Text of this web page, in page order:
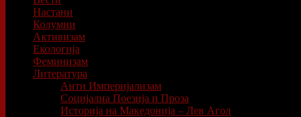
Настани
Колумни
Активизам
Екологија
Феминизам
Литература
Анти Империјализам
Социјална Поезија и Проза
Историја на Македонија – Лев Агол